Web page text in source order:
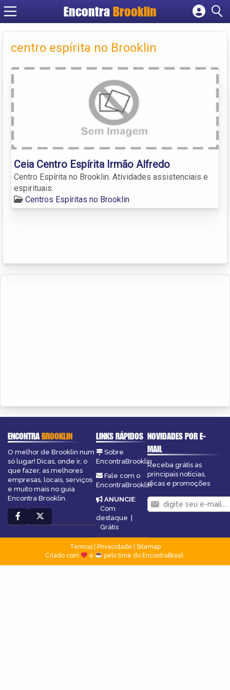
Encontra Brooklin
Cadastrar empresa
Criar conta
centro espírita no Brooklin
Ceia Centro Espírita Irmão Alfredo
Centro Espírita no Brooklin. Atividades assistenciais e
espirituais.
Centros Espíritas no Brooklin
ENCONTRABROOKLIN
O melhor de Brooklin num
só lugar! Dicas, onde ir, o
que fazer, as melhores
empresas, locais, serviços
e muito mais no guia
Encontra Brooklin.
LINKS RÁPIDOS
Sobre
EncontraBrooklin
Fale com o
EncontraBrooklin
ANUNCIE:
Com
destaque |
Grátis
NOVIDADES POR E-
MAIL
Receba grátis as
principais notícias,
dicas e promoções
Termos| Privacidade
Sitemap
Criado com
e pelo time do EncontraBrasil